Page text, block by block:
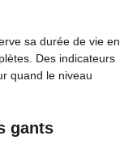
sa durée de vie en
Des indicateurs
quand le niveau
gants